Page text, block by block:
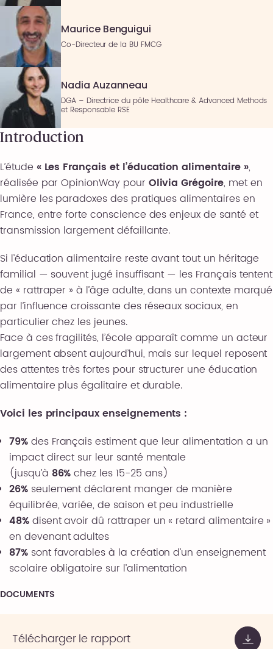
Introduction
L’étude « Les Français et l’éducation alimentaire »,
réalisée par OpinionWay pour Olivia Grégoire, met en
lumière les paradoxes des pratiques alimentaires en
France, entre forte conscience des enjeux de santé et
transmission largement défaillante.
Si l’éducation alimentaire reste avant tout un héritage
familial — souvent jugé insuffisant — les Français tentent
de « rattraper » à l’âge adulte, dans un contexte marqué
par l’influence croissante des réseaux sociaux, en
particulier chez les jeunes.
Face à ces fragilités, l’école apparaît comme un acteur
largement absent aujourd’hui, mais sur lequel reposent
des attentes très fortes pour structurer une éducation
alimentaire plus égalitaire et durable.
Voici les principaux enseignements :
79%des Français estiment que leur alimentation a un
impact direct sur leur santé mentale
(jusqu’à 86%chez les 15-25 ans)
26%seulement déclarent manger de manière
équilibrée, variée, de saison et peu industrielle
48%disent avoir dû rattraper un « retard alimentaire »
en devenant adultes
87%sont favorables à la création d’un enseignement
scolaire obligatoire sur l’alimentation
DOCUMENTS
Télécharger le rapport
Maurice Benguigui
Co-Directeur de la BU FMCG
Nadia Auzanneau
DGA – Directrice du pôle Healthcare & Advanced Methods
et Responsable RSE